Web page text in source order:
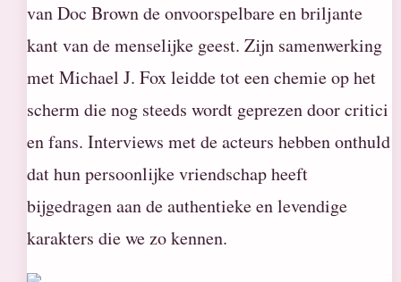
van Doc Brown de onvoorspelbare en briljante
kant van de menselijke geest. Zijn samenwerking
met Michael J. Fox leidde tot een chemie op het
scherm die nog steeds wordt geprezen door critici
en fans. Interviews met de acteurs hebben onthuld
dat hun persoonlijke vriendschap heeft
bijgedragen aan de authentieke en levendige
karakters die we zo kennen.